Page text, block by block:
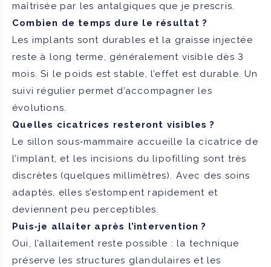
maîtrisée par les antalgiques que je prescris.
Combien de temps dure le résultat ?
Les implants sont durables et la graisse injectée
reste à long terme, généralement visible dès 3
mois. Si le poids est stable, l’effet est durable. Un
suivi régulier permet d’accompagner les
évolutions.
Quelles cicatrices resteront visibles ?
Le sillon sous‑mammaire accueille la cicatrice de
l’implant, et les incisions du lipofilling sont très
discrètes (quelques millimètres). Avec des soins
adaptés, elles s’estompent rapidement et
deviennent peu perceptibles.
Puis‑je allaiter après l’intervention ?
Oui, l’allaitement reste possible : la technique
préserve les structures glandulaires et les